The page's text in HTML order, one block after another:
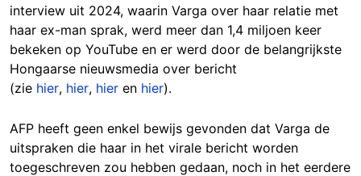
interview uit 2024, waarin Varga over haar relatie met
haar ex-man sprak, werd meer dan 1,4 miljoen keer
bekeken op YouTube en er werd door de belangrijkste
Hongaarse nieuwsmedia over bericht
(zie hier, hier, hier en hier).
AFP heeft geen enkel bewijs gevonden dat Varga de
uitspraken die haar in het virale bericht worden
toegeschreven zou hebben gedaan, noch in het eerdere